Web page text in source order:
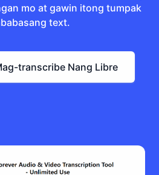
mo at gawin itong tumpak
text.
transcribe Nang Libre